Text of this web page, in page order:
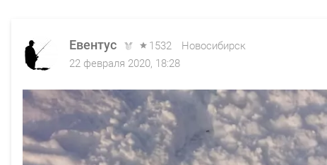
Евентус 1532
Новосибирск
22 февраля 2020, 18:28